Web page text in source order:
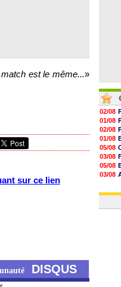
est le même...»
sur ce lien
DISQUS
02/08
01/08
02/08
01/08
05/08
03/08
05/08
03/08
03/08